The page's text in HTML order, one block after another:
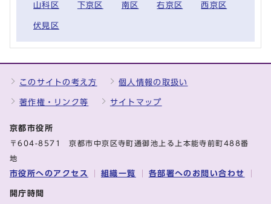
山科区 下京区 南区 右京区 西京区
伏見区
このサイトの考え方 個人情報の取扱い
著作権・リンク等 サイトマップ
京都市役所
〒604-8571 京都市中京区寺町通御池上る上本能寺前町488番
地
市役所へのアクセス 組織一覧 各部署へのお問い合わせ
開庁時間